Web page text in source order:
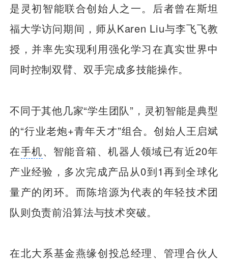
是灵初智能联合创始人之一。后者曾在斯坦
福大学访问期间，师从Karen Liu与李飞飞教
授，并率先实现利用强化学习在真实世界中
同时控制双臂、双手完成多技能操作。
不同于其他几家“学生团队”，灵初智能是典型
的“行业老炮+青年天才”组合。创始人王启斌
在手机、智能音箱、机器人领域已有近20年
产业经验，多次完成产品从0到1再到全球化
量产的闭环。而陈培源为代表的年轻技术团
队则负责前沿算法与技术突破。
在北大系基金燕缘创投总经理、管理合伙人